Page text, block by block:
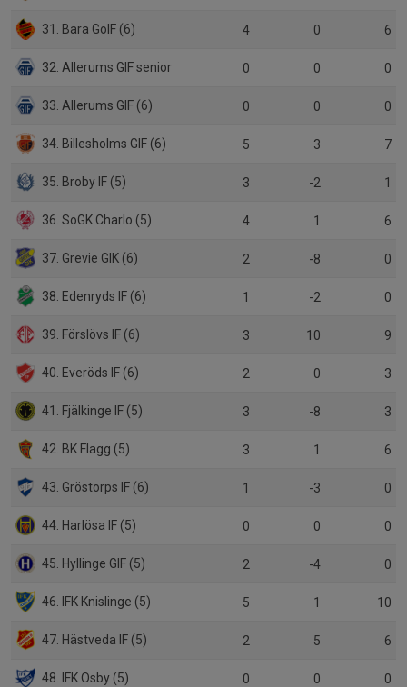
31. Bara GoIF (6) 4 0 6
32. Allerums GIF senior 0 0 0
33. Allerums GIF (6) 0 0 0
34. Billesholms GIF (6) 5 3 7
35. Broby IF (5) 3 -2 1
36. SoGK Charlo (5) 4 1 6
37. Grevie GIK (6) 2 -8 0
38. Edenryds IF (6) 1 -2 0
39. Förslövs IF (6) 3 10 9
40. Everöds IF (6) 2 0 3
41. Fjälkinge IF (5) 3 -8 3
42. BK Flagg (5) 3 1 6
43. Gröstorps IF (6) 1 -3 0
44. Harlösa IF (5) 0 0 0
45. Hyllinge GIF (5) 2 -4 0
46. IFK Knislinge (5) 5 1 10
47. Hästveda IF (5) 2 5 6
48. IFK Osby (5) 0 0 0